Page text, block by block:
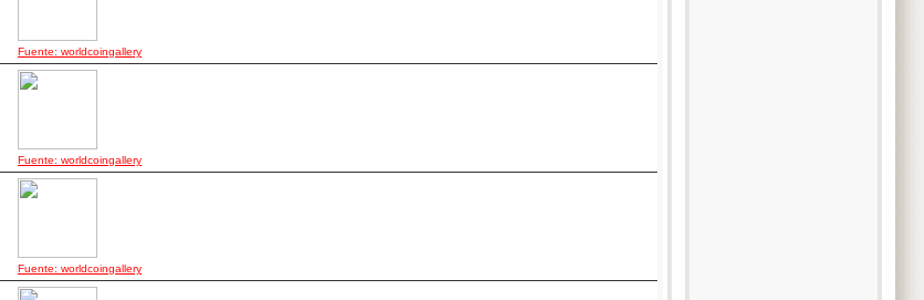
Fuente: worldcoingallery
Fuente: worldcoingallery
Fuente: worldcoingallery